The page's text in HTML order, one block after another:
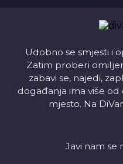
Udobno se smjesti i
Zatim proberi
zabavi se, najedi,
događanja ima više
mjesto. Na
Javi nam se